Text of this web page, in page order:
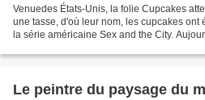
Venuedes États-Unis, la folie Cupcakes
une tasse, d'où leur nom, les cupcakes ont
la série américaine Sex and the City.
Le peintre du paysage du